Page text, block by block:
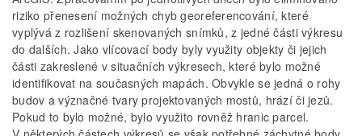
riziko přenesení možných chyb georeferencování, které
vyplývá z rozlišení skenovaných snímků, z jedné části výkresu
do dalších. Jako vlícovací body byly využity objekty či jejich
části zakreslené v situačních výkresech, které bylo možné
identifikovat na současných mapách. Obvykle se jedná o rohy
budov a význačné tvary projektovaných mostů, hrází či jezů.
Pokud to bylo možné, bylo využito rovněž hranic parcel.